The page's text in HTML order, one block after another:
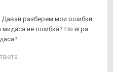
разберем мои ошибки.
мидаса не ошибка? Но игра